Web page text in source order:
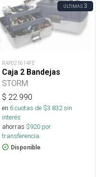
ÚLTIMAS3
RAP021614FE
Caja 2 Bandejas
STORM
$ 22.990
en 6cuotas de $3.832sin
interés
ahorras $920 por
transferencia.
Disponible